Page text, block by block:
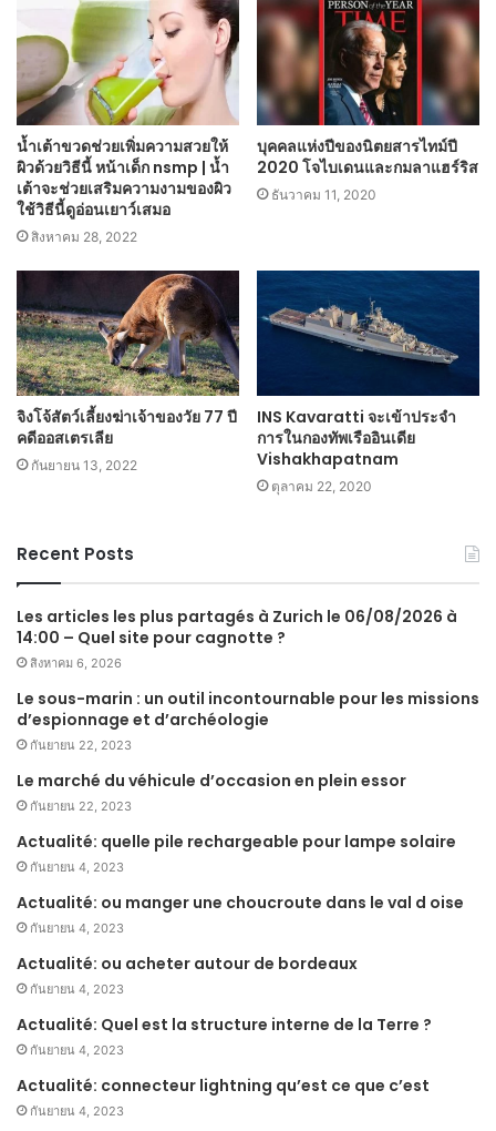
น้ำเต้าขวดช่วยเพิ่มความสวยให้
ผิวด้วยวิธีนี้ หน้าเด็ก nsmp | น้ำ
เต้าจะช่วยเสริมความงามของผิว
ใช้วิธีนี้ดูอ่อนเยาว์เสมอ
สิงหาคม 28, 2022
บุคคลแห่งปีของนิตยสารไทม์ปี
2020 โจไบเดนและกมลาแฮร์ริส
ธันวาคม 11, 2020
จิงโจ้สัตว์เลี้ยงฆ่าเจ้าของวัย 77 ปี
​​คดีออสเตรเลีย
กันยายน 13, 2022
INS Kavaratti จะเข้าประจำ
การในกองทัพเรืออินเดีย
Vishakhapatnam
ตุลาคม 22, 2020
Recent Posts
Les articles les plus partagés à Zurich le 06/08/2026 à
14:00 – Quel site pour cagnotte ?
สิงหาคม 6, 2026
Le sous-marin : un outil incontournable pour les missions
d’espionnage et d’archéologie
กันยายน 22, 2023
Le marché du véhicule d’occasion en plein essor
กันยายน 22, 2023
Actualité: quelle pile rechargeable pour lampe solaire
กันยายน 4, 2023
Actualité: ou manger une choucroute dans le val d oise
กันยายน 4, 2023
Actualité: ou acheter autour de bordeaux
กันยายน 4, 2023
Actualité: Quel est la structure interne de la Terre ?
กันยายน 4, 2023
Actualité: connecteur lightning qu’est ce que c’est
กันยายน 4, 2023